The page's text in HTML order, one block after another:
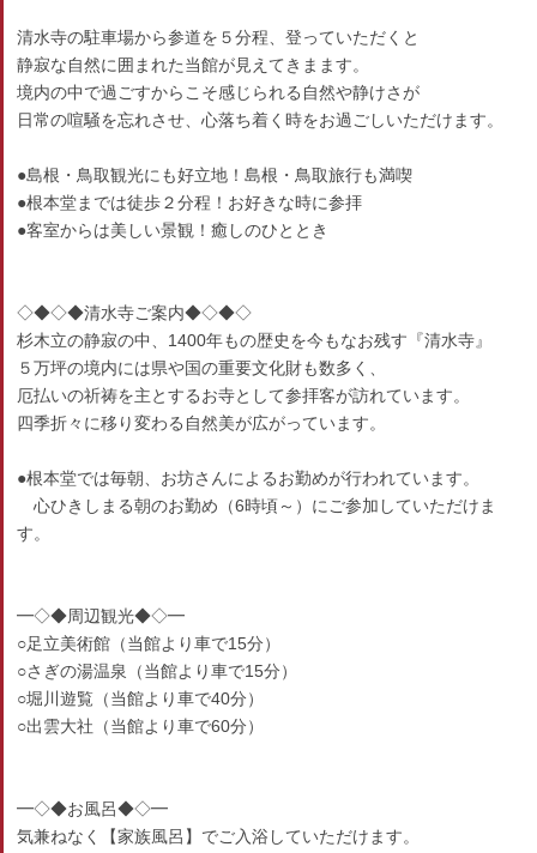
清水寺の駐車場から参道を５分程、登っていただくと
静寂な自然に囲まれた当館が見えてきまます。
境内の中で過ごすからこそ感じられる自然や静けさが
日常の喧騒を忘れさせ、心落ち着く時をお過ごしいただけます。
●島根・鳥取観光にも好立地！島根・鳥取旅行も満喫
●根本堂までは徒歩２分程！お好きな時に参拝
●客室からは美しい景観！癒しのひととき
◇◆◇◆清水寺ご案内◆◇◆◇
杉木立の静寂の中、1400年もの歴史を今もなお残す『清水寺』
５万坪の境内には県や国の重要文化財も数多く、
厄払いの祈祷を主とするお寺として参拝客が訪れています。
四季折々に移り変わる自然美が広がっています。
●根本堂では毎朝、お坊さんによるお勤めが行われています。
心ひきしまる朝のお勤め（6時頃～）にご参加していただけま
す。
━◇◆周辺観光◆◇━
○足立美術館（当館より車で15分）
○さぎの湯温泉（当館より車で15分）
○堀川遊覧（当館より車で40分）
○出雲大社（当館より車で60分）
━◇◆お風呂◆◇━
気兼ねなく【家族風呂】でご入浴していただけます。